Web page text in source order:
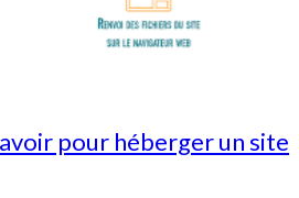
pour héberger un site